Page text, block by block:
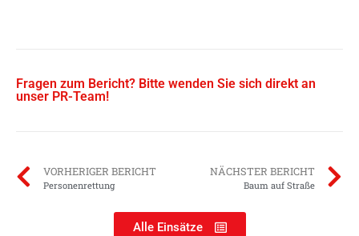
Fragen zum Bericht? Bitte wenden Sie sich direkt an
unser PR-Team!
VORHERIGER BERICHT
Personenrettung
NÄCHSTER BERICHT
Baum auf Straße
Alle Einsätze